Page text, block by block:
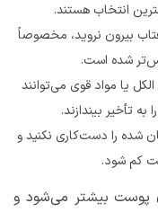
انتخاب هستند.
بیرون نروید، مخصوصاً
شده است.
یا مواد قوی می‌توانند
تأخیر بیندازند.
را دست‌کاری نکنید و
کم شود.
پوست بیشتر می‌شود و